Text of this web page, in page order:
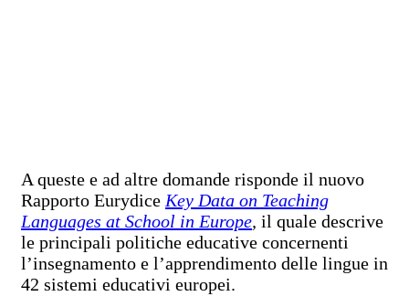
A queste e ad altre domande risponde il nuovo
Rapporto Eurydice Key Data on Teaching
Languages at School in Europe, il quale descrive
le principali politiche educative concernenti
l’insegnamento e l’apprendimento delle lingue in
42 sistemi educativi europei.